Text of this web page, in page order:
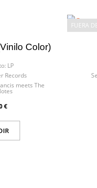
Color)
LP
Records
meets The
€
FUERA